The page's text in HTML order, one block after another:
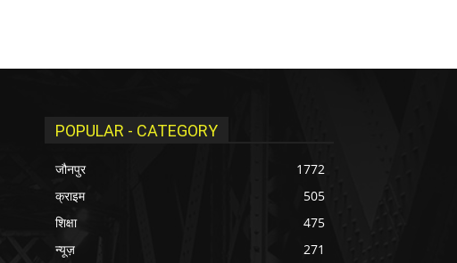
POPULAR - CATEGORY
जौनपुर
1772
क्राइम
505
शिक्षा
475
न्यूज़
271